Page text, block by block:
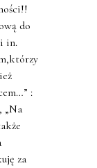
do
in.
:
„Na
za